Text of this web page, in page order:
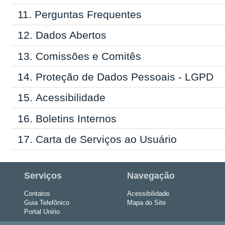
11. Perguntas Frequentes
12. Dados Abertos
13. Comissões e Comitês
14. Proteção de Dados Pessoais - LGPD
15. Acessibilidade
16. Boletins Internos
17. Carta de Serviços ao Usuário
Serviços
Contatos
Guia Telefônico
Portal Unirio
Navegação
Acessibilidade
Mapa do Site